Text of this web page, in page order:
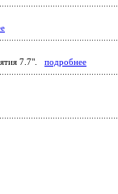
7.7". подробнее